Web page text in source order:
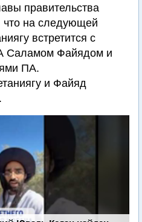
правительства
что на следующей
встретится с
Саламом Файядом и
ПА.
и Файяд